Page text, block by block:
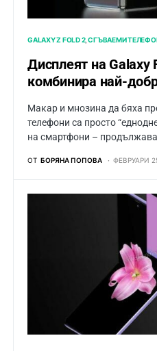
GALAXY Z FOLD 2 СГЪВАЕМИ
Дисплеят на Galaxy
комбинира най-
Макар и мнозина да бяха
телефони са просто
на смартфони –
ОТ БОРЯНА ПОПОВА ФЕВРУАРИ